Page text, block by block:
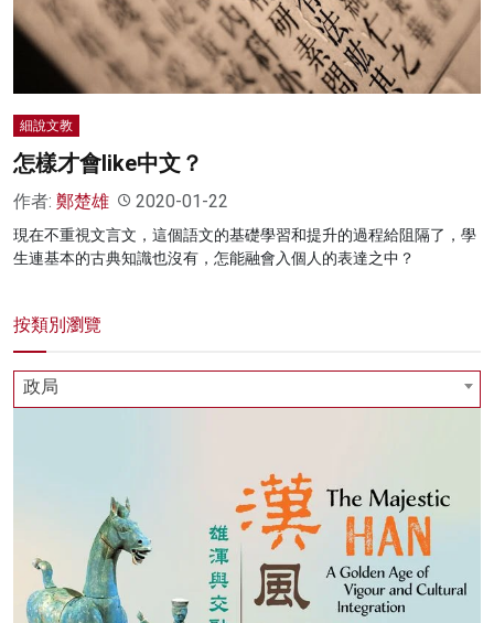
細說文教
怎樣才會like中文？
作者: 鄭楚雄 2020-01-22
現在不重視文言文，這個語文的基礎學習和提升的過程給阻隔了，學
生連基本的古典知識也沒有，怎能融會入個人的表達之中？
按類別瀏覽
政局